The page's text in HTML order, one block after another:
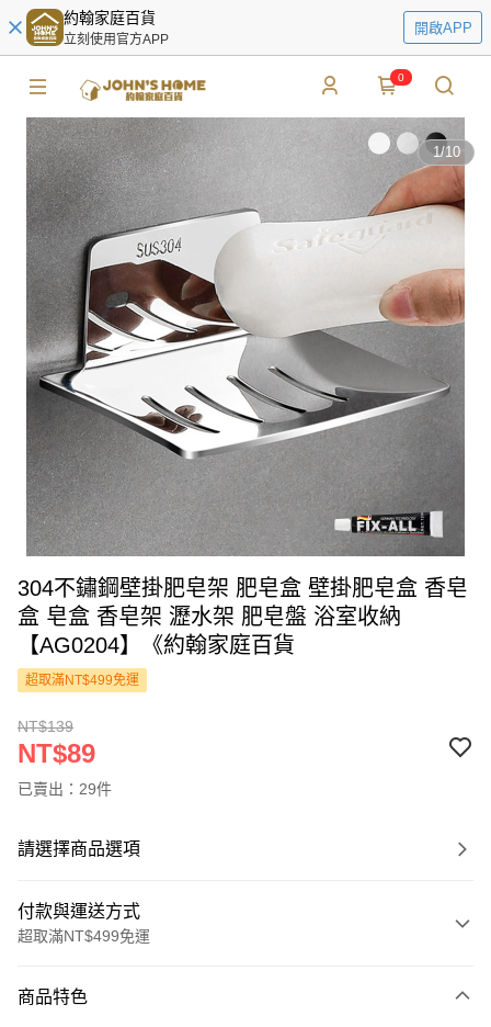
約翰家庭百貨
立刻使用官方APP
開啟APP
0
1/10
304不鏽鋼壁掛肥皂架 肥皂盒 壁掛肥皂盒 香皂
盒 皂盒 香皂架 瀝水架 肥皂盤 浴室收納
【AG0204】《約翰家庭百貨
超取滿NT$499免運
NT$139
NT$89
已賣出：29件
請選擇商品選項
付款與運送方式
超取滿NT$499免運
信用卡一次付款
商品特色